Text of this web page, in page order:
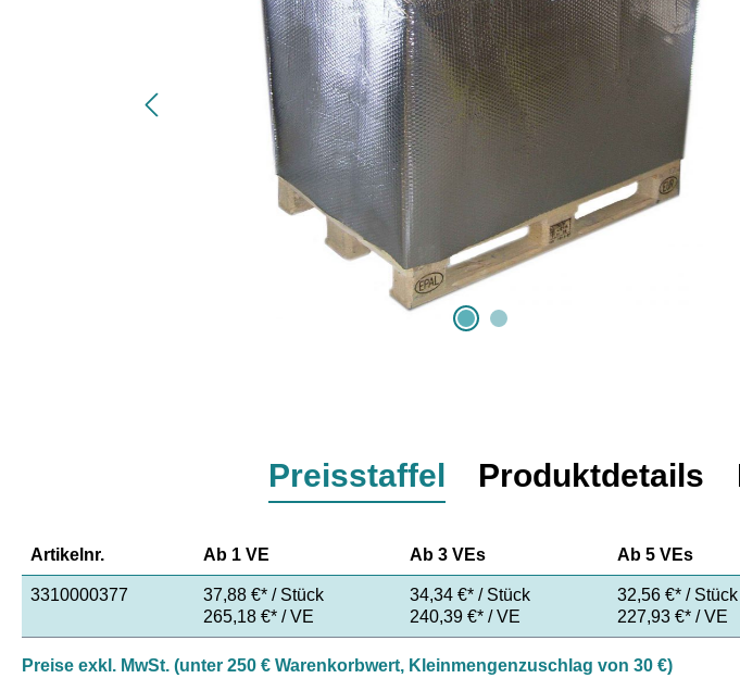
Preisstaffel Produktdetails
Artikelnr. Ab 1 VE Ab 3 VEs Ab 5 VEs
3310000377
37,88 €* / Stück
265,18 €* / VE
34,34 €* / Stück
240,39 €* / VE
32,56 €* / Stück
227,93 €* / VE
Preise exkl. MwSt. (unter 250 € Warenkorbwert, Kleinmengenzuschlag von 30 €)